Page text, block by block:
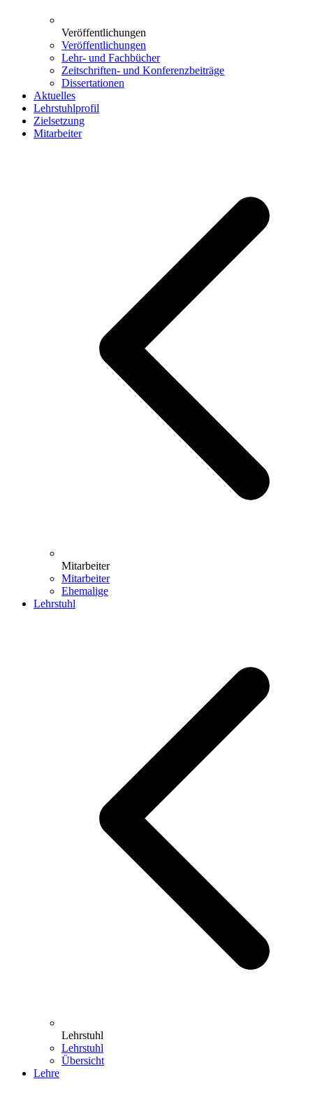
Veröffentlichungen
Veröffentlichungen
Lehr- und Fachbücher
Zeitschriften- und Konferenzbeiträge
Dissertationen
Aktuelles
Lehrstuhlprofil
Zielsetzung
Mitarbeiter
Mitarbeiter
Mitarbeiter
Ehemalige
Lehrstuhl
Lehrstuhl
Lehrstuhl
Übersicht
Lehre